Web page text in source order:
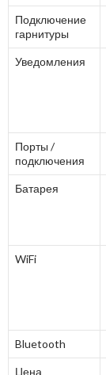
Подключение
гарнитуры
Уведомления
Порты /
подключения
Батарея
WiFi
Bluetooth
Цена